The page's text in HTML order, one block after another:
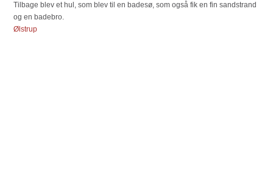
Tilbage blev et hul, som blev til en badesø, som også fik en fin sandstrand
og en badebro.
Ølstrup